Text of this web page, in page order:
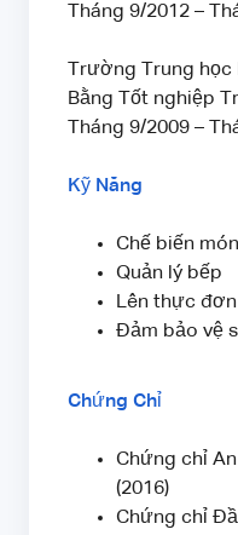
Tháng 9/2012 –
Trường Trung
Bằng Tốt nghiệp
Tháng 9/2009 –
Kỹ Năng
Chế biến
Quản lý bếp
Lên thực đơn
Đảm bảo vệ
Chứng Chỉ
Chứng chỉ
(2016)
Chứng chỉ